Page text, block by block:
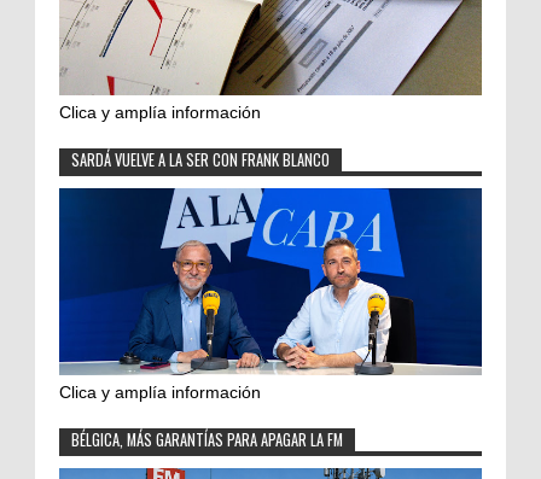
Clica y amplía información
SARDÁ VUELVE A LA SER CON FRANK BLANCO
Clica y amplía información
BÉLGICA, MÁS GARANTÍAS PARA APAGAR LA FM